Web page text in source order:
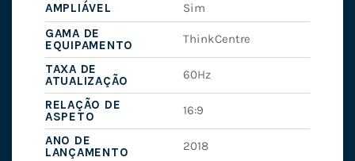
AMPLIÁVEL
Sim
GAMA DE
EQUIPAMENTO
ThinkCentre
TAXA DE
ATUALIZAÇÃO
60Hz
RELAÇÃO DE
ASPETO
16:9
ANO DE
LANÇAMENTO
2018